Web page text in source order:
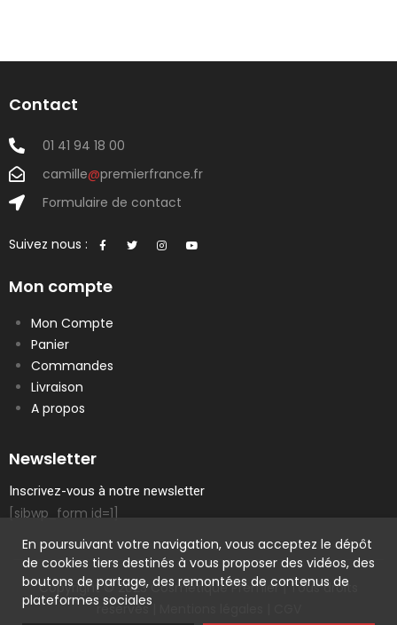
Contact
01 41 94 18 00
camille@premierfrance.fr
Formulaire de contact
Suivez nous :
Mon compte
Mon Compte
Panier
Commandes
Livraison
A propos
Newsletter
Inscrivez-vous à notre newsletter
[sibwp_form id=1]
Copyright © 2023 Cosmetique Premier | Tous droits
réservés |
En poursuivant votre navigation, vous acceptez le dépôt
de cookies tiers destinés à vous proposer des vidéos, des
boutons de partage, des remontées de contenus de
plateformes sociales